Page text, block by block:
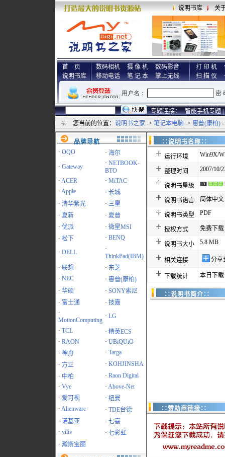
说明书库 关
首 页
说明书库
数码相机 摄 像 机
数码影音
移动电话
笔 记 本 掌上无线
打 印 机
扫 描 仪
专题连接： 智能手机专题 |
您当前的位置： 说明书之家 -> 笔记本电脑 -> 惠普(康柏) -
品牌导航
· OQO · 海尔
· Gateway · NETBOOK-
BTO
· ACER · MiTAC
· Apple · 长城
· 清华紫光 · 三星
· 夏新 · 夏普
· 优派 · 微星MSI
· 松下 · BENQ
· DELL
·
ThinkPad(IBM)
· 联想 · 东芝
· NEC · 惠普(康柏)
· 华硕 · SONY索尼
· 富士通 · 技嘉
·
MotionComputing
· LG
· TCL · 精英ECS
· RAON · UBiQUiO
· 神舟 · Targa
· 方正 · KOHJINSHA
· 中柏 · Raon Digital
· Vye · Above-Net
· 爱可视 · 纽曼
· Alienware · TDE台德
· 诺基亚 · 七喜
· viliv · 七彩虹
· 瀚斯宝丽
∷说明书名
运行环境 Win9X/
整理时间 2007/10/
说明书星级
说明书语言 简体中文
说明书类型 PDF
授权方式 免费下载
说明书大小 5.8 MB
相关连接 分享
下载统计 本日下
∷说明书简介∷
∷赞助商链接∷